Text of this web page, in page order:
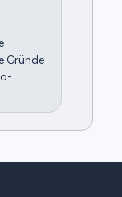
Gründe